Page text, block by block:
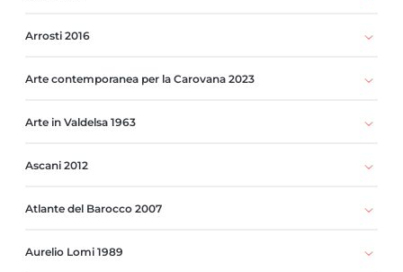
Arrosti 2016
Arte contemporanea per la Carovana 2023
Arte in Valdelsa 1963
Ascani 2012
Atlante del Barocco 2007
Aurelio Lomi 1989